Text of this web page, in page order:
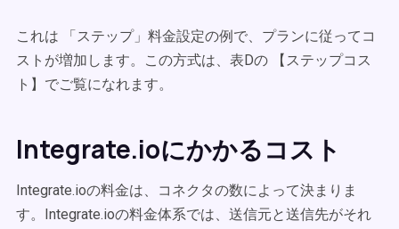
これは 「ステップ」料金設定の例で、プランに従ってコ
ストが増加します。この方式は、表Dの 【ステップコス
ト】でご覧になれます。
Integrate.ioにかかるコスト
Integrate.ioの料金は、コネクタの数によって決まりま
す。Integrate.ioの料金体系では、送信元と送信先がそれ